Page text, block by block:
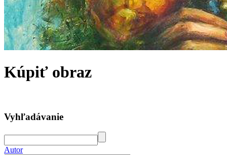
Kúpiť obraz
Vyhľadávanie
Autor